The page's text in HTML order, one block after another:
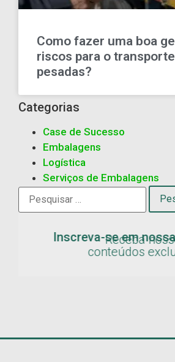
Como fazer uma boa
riscos para o
pesadas?
Categorias
Case de Sucesso
Embalagens
Logística
Serviços de Embalagens
Inscreva-se em
Receba
conteúdos